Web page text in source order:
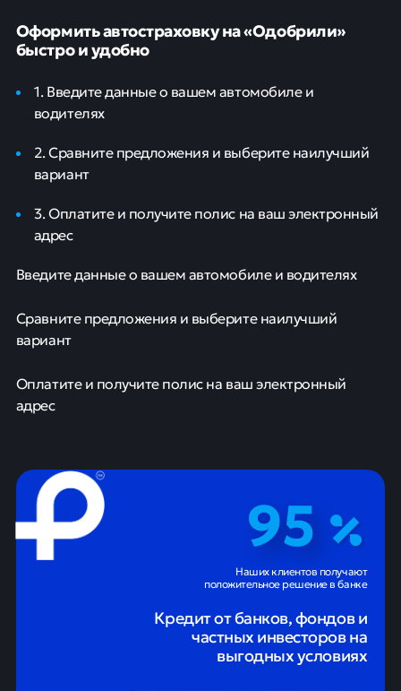
Оформить автостраховку на «Одобрили»
быстро и удобно
1. Введите данные о вашем автомобиле и
водителях
2. Сравните предложения и выберите наилучший
вариант
3. Оплатите и получите полис на ваш электронный
адрес
Введите данные о вашем автомобиле и водителях
Сравните предложения и выберите наилучший
вариант
Оплатите и получите полис на ваш электронный
адрес
95
Наших клиентов получают
положительное решение в банке
Кредит от банков, фондов и
частных инвесторов на
выгодных условиях